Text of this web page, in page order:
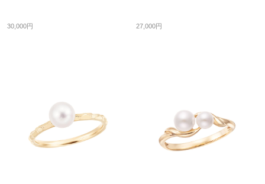
30,000円 27,000円